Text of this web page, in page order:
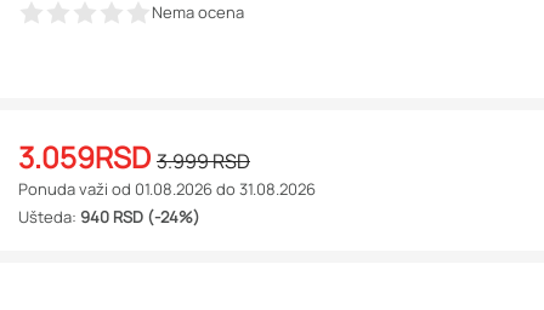
Nema ocena
3.059RSD 3.999RSD
Ponuda važi od 01.08.2026 do 31.08.2026
Ušteda: 940 RSD (-24%)